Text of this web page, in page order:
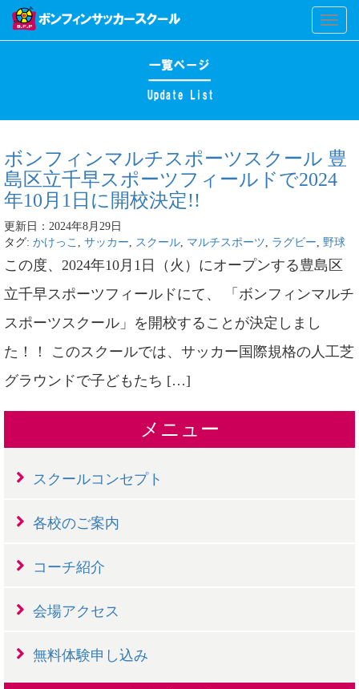
Toggle
ボンフィンマルチスポーツスクール 豊
島区立千早スポーツフィールドで2024
年10月1日に開校決定!!
更新日：2024年8月29日
タグ: かけっこ サッカー スクール マルチスポーツ ラグビー 野球
この度、2024年10月1日（火）にオープンする豊島区
立千早スポーツフィールドにて、 「ボンフィンマルチ
スポーツスクール」を開校することが決定しまし
た！！ このスクールでは、サッカー国際規格の人工芝
グラウンドで子どもたち […]
メニュー
スクールコンセプト
各校のご案内
コーチ紹介
会場アクセス
無料体験申し込み